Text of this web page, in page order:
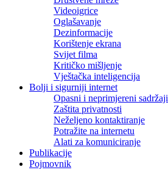
Videoigrice
Oglašavanje
Dezinformacije
Korištenje ekrana
Svijet filma
Kritičko mišljenje
Vještačka inteligencija
Bolji i sigurniji internet
Opasni i neprimjereni sadržaji
Zaštita privatnosti
Neželjeno kontaktiranje
Potražite na internetu
Alati za komuniciranje
Publikacije
Pojmovnik